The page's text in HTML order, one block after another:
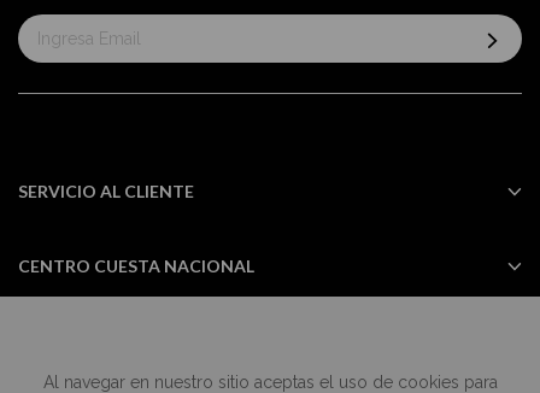
Al navegar en nuestro sitio aceptas el uso de cookies para
Suscríbase
al
informativo:
SERVICIO AL CLIENTE
CENTRO CUESTA NACIONAL